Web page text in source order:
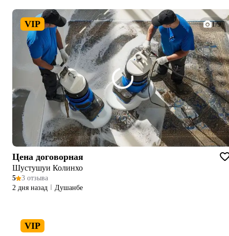
VIP 1/9
Цена договорная
Шустушуи Колинхо
5
3 отзыва
2 дня назад
Душанбе
VIP